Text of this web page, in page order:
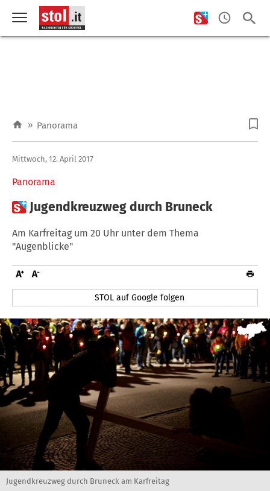
» Panorama
Panorama
Mittwoch, 12. April 2017
 Jugendkreuzweg durch Bruneck
Am Karfreitag um 20 Uhr unter dem Thema
"Augenblicke"
STOL auf Google folgen
Jugendkreuzweg durch Bruneck am Karfreitag